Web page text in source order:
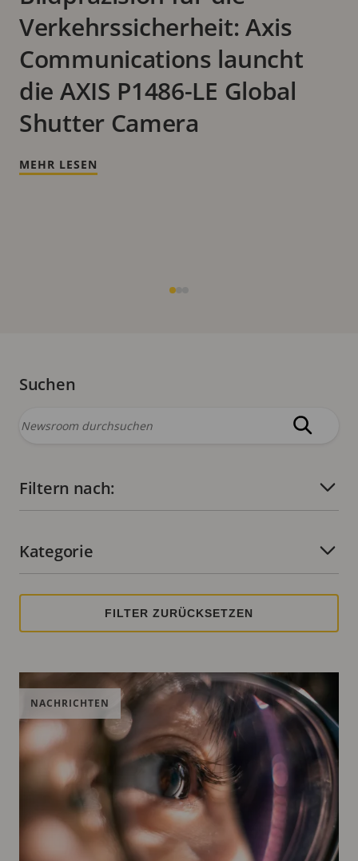
Verkehrssicherheit: Axis
Communications launcht
die AXIS P1486-LE Global
Shutter Camera
MEHR LESEN
Suchen
Filtern nach:
Anzahl aktiver Filter:
Kategorie
Anzahl aktiver Filter:
NACHRICHTEN